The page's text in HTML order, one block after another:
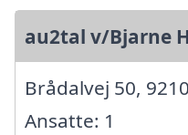
au2tal v/Bjarne
Brådalvej 50,
Ansatte: 1